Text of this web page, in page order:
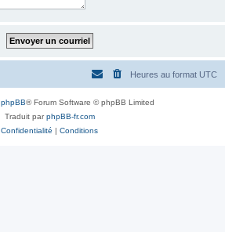
Heures au format UTC
phpBB® Forum Software © phpBB Limited
Traduit parphpBB-fr.com
Confidentialité | Conditions